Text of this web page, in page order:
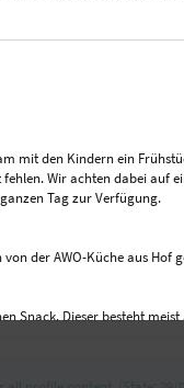
mit den Kindern ein
Wir achten dabei auf
Tag zur Verfügung.
der AWO-Küche aus Hof
Snack. Dieser besteht